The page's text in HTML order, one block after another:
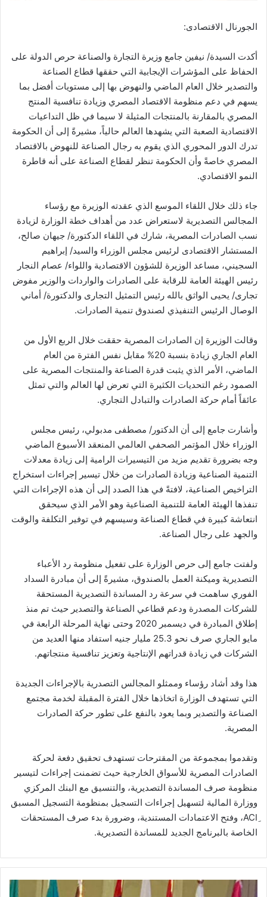
الجورنال الاقتصادى:
أكدت السيدة/ نيفين جامع وزيرة التجارة والصناعة حرص الدولة على
الحفاظ على المؤشرات الإيجابية التي حققها قطاع الصناعة
والتصدير خلال العام الماضي والنهوض بها إلى مستويات أفضل بما
يسهم في دعم منظومة الاقتصاد المصري وزيادة تنافسية المنتج
المصري بالمقارنة بالمنتجات المثيلة لا سيما في ظل التداعيات
الاقتصادية الصعبة التي يشهدها العالم حالياً، مشيرةً إلى أن الحكومة
تدرك الدور المحوري الذي يقوم به رجال الصناعة للنهوض بالاقتصاد
المصري خاصةً وأن الحكومة تنظر لقطاع الصناعة على أنه قاطرة
النمو الاقتصادي.
جاء ذلك خلال اللقاء الموسع الذي عقدته الوزيرة مع رؤساء
المجالس التصديرية لاستعراض عدد من أهداف خطة الوزارة لزيادة
نسب الصادرات المصرية، شارك في اللقاء الدكتورة/ جيهان صالح،
المستشار الاقتصادى لرئيس مجلس الوزراء والسيد/ إبراهيم
السجيني، مساعد الوزيرة للشؤون الاقتصادية واللواء/ عصام النجار
رئيس الهيئة العامة للرقابة على الصادرات والواردات والوزير مفوض
تجارى/ يحيى الواثق بالله رئيس التمثيل التجارى والدكتورة/ أماني
الوصال الرئيس التنفيذي لصندوق تنمية الصادرات.
وقالت الوزيرة إن الصادرات المصرية حققت خلال الربع الأول من
العام الجاري زيادة بنسبة 20% مقابل نفس الفترة من العام
الماضي، الأمر الذي يثبت قدرة الصناعة والمنتجات المصرية على
الصمود رغم التحديات الكثيرة التي تعرض لها العالم والتي تمثل
عائقاً أمام حركة الصادرات والتبادل التجاري.
وأشارت جامع إلى أن الدكتور/ مصطفى مدبولي، رئيس مجلس
الوزراء خلال المؤتمر الصحفي العالمي المنعقد الأسبوع الماضي
وجه بضرورة تقديم مزيد من التيسيرات الرامية إلى زيادة معدلات
التنمية الصناعية وزيادة الصادرات من خلال تيسير إجراءات استخراج
التراخيص الصناعية، لافتةً في هذا الصدد إلى أن هذه الإجراءات التي
تنفذها الهيئة العامة للتنمية الصناعية وهو الأمر الذي سيحقق
انتعاشة كبيرة في قطاع الصناعة وسيسهم في توفير التكلفة والوقت
والجهد على رجال الصناعة.
ولفتت جامع إلى حرص الوزارة على تفعيل منظومة رد الأعباء
التصديرية وميكنة العمل بالصندوق، مشيرةً إلى أن مبادرة السداد
الفوري ساهمت في سرعة رد المساندة التصديرية المستحقة
للشركات المصدرة ودعم قطاعي الصناعة والتصدير حيث تم منذ
إطلاق المبادرة في ديسمبر 2020 وحتى نهاية المرحلة الرابعة في
مايو الجاري صرف نحو 25.3 مليار جنيه استفاد منها العديد من
الشركات في زيادة قدراتهم الإنتاجية وتعزيز تنافسية منتجاتهم.
هذا وقد أشاد رؤساء وممثلو المجالس التصدرية بالإجراءات الجديدة
التي تستهدف الوزارة اتخاذها خلال الفترة المقبلة لخدمة مجتمع
الصناعة والتصدير وبما يعود بالنفع على تطور حركة الصادرات
المصرية.
وتقدموا بمجموعة من المقترحات تستهدف تحقيق دفعة لحركة
الصادرات المصرية للأسواق الخارجية حيث تضمنت إجراءات لتيسير
منظومة صرف المساندة التصديرية، والتنسيق مع البنك المركزي
ووزارة المالية لتسهيل إجراءات التسجيل بمنظومة التسجيل المسبق
ِACI، وفتح الاعتمادات المستندية، وضرورة بدء صرف المستحقات
الخاصة بالبرنامج الجديد للمساندة التصديرية.
الجورنال